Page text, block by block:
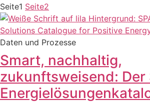
Seite1 Seite2
Daten und Prozesse
Smart, nachhaltig,
zukunftsweisend: Der